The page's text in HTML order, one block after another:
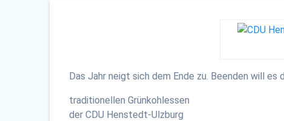
Das Jahr neigt sich dem Ende zu. Beenden will
traditionellen Grünkohlessen
der CDU Henstedt-Ulzburg